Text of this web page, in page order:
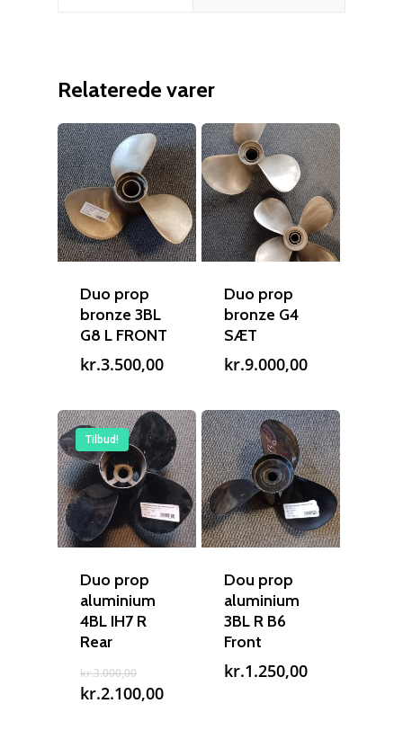
Relaterede varer
Duo prop
bronze 3BL
G8 L FRONT
kr.3.500,00
Duo prop
bronze G4
SÆT
kr.9.000,00
Tilbud!
Duo prop
aluminium
4BL IH7 R
Rear
kr.3.000,00Den
oprindelige
kr.2.100,00Den
Dou prop
aluminium
3BL R B6
Front
kr.1.250,00